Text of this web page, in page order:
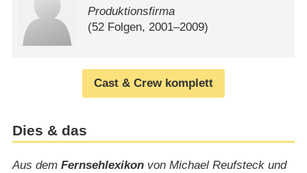
Produktionsfirma
(52 Folgen, 2001⁠–⁠2009)
Cast & Crew komplett
Dies & das
Aus dem Fernsehlexikonvon Michael Reufsteck und